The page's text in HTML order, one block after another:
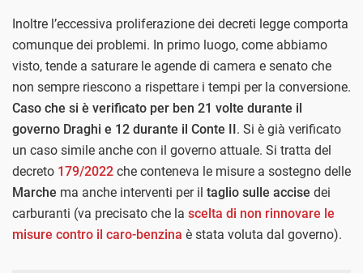
Inoltre l’eccessiva proliferazione dei decreti legge comporta
comunque dei problemi. In primo luogo, come abbiamo
visto, tende a saturare le agende di camera e senato che
non sempre riescono a rispettare i tempi per la conversione.
Caso che si è verificato per ben 21 volte durante il
governo Draghi e 12 durante il Conte II. Si è già verificato
un caso simile anche con il governo attuale. Si tratta del
decreto 179/2022 che conteneva le misure a sostegno delle
Marche ma anche interventi per il taglio sulle accise dei
carburanti (va precisato che la scelta di non rinnovare le
misure contro il caro-benzina è stata voluta dal governo).